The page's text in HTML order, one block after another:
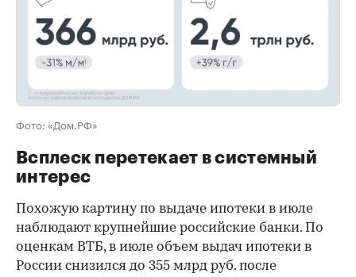
Фото: «Дом.РФ»
Всплеск перетекает в системный
интерес
Похожую картину по выдаче ипотеки в июле
наблюдают крупнейшие российские банки. По
оценкам ВТБ, в июле объем выдач ипотеки в
России снизился до 355 млрд руб. после